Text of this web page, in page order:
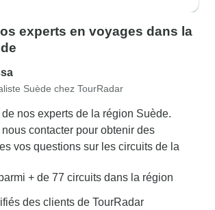
experts en voyages dans la
Suède chez TourRadar
nos experts de la région Suède.
contacter pour obtenir des
vos questions sur les circuits de la
+ de 77 circuits dans la région
des clients de TourRadar